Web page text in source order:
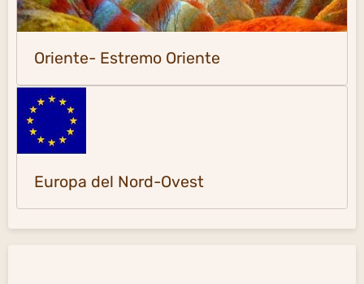
Oriente- Estremo Oriente
Europa del Nord-Ovest